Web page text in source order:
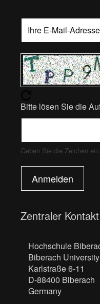
Bitte lösen Sie die
Geben Sie die Zeichen
Anmelden
Zentraler Kontakt
Hochschule
Biberach
Karlstraße 6-11
D-88400 Biberach
Germany